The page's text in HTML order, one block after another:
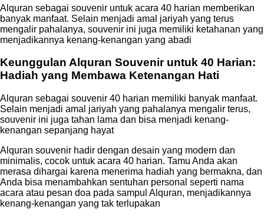
Alquran sebagai souvenir untuk acara 40 harian memberikan
banyak manfaat. Selain menjadi amal jariyah yang terus
mengalir pahalanya, souvenir ini juga memiliki ketahanan yang
menjadikannya kenang-kenangan yang abadi
Keunggulan Alquran Souvenir untuk 40 Harian:
Hadiah yang Membawa Ketenangan Hati
Alquran sebagai souvenir 40 harian memiliki banyak manfaat.
Selain menjadi amal jariyah yang pahalanya mengalir terus,
souvenir ini juga tahan lama dan bisa menjadi kenang-
kenangan sepanjang hayat
Alquran souvenir hadir dengan desain yang modern dan
minimalis, cocok untuk acara 40 harian. Tamu Anda akan
merasa dihargai karena menerima hadiah yang bermakna, dan
Anda bisa menambahkan sentuhan personal seperti nama
acara atau pesan doa pada sampul Alquran, menjadikannya
kenang-kenangan yang tak terlupakan